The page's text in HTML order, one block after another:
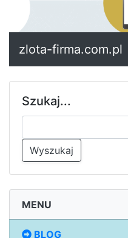
zlota-firma.com.pl
Szukaj...
Wyszukaj
MENU
BLOG